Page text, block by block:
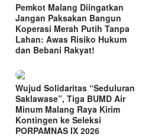
Pemkot Malang Diingatkan
Jangan Paksakan Bangun
Koperasi Merah Putih Tanpa
Lahan: Awas Risiko Hukum
dan Bebani Rakyat!
Wujud Solidaritas “Seduluran
Saklawase”, Tiga BUMD Air
Minum Malang Raya Kirim
Kontingen ke Seleksi
PORPAMNAS IX 2026